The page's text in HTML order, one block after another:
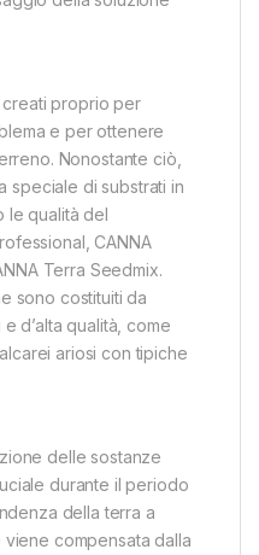
creati proprio per
e per ottenere
Nonostante ciò,
speciale di substrati in
le qualità del
CANNA
Terra Seedmix.
sono costituiti da
d’alta qualità, come
ariosi con tipiche
delle sostanze
durante il periodo
della terra a
compensata dalla